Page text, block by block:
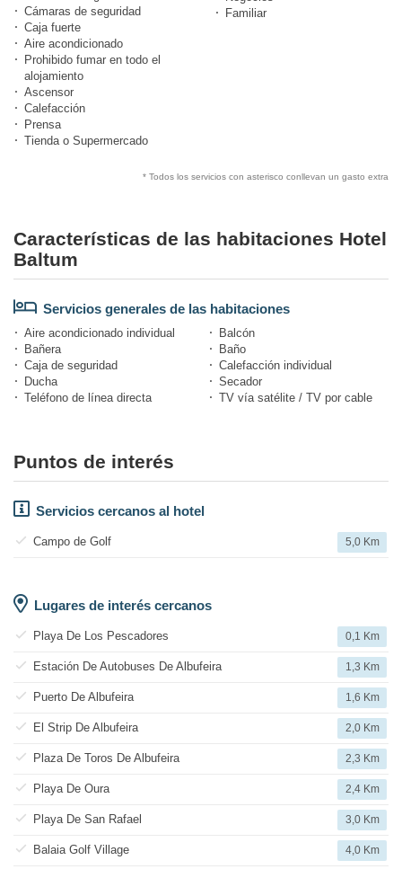
Cámaras de seguridad
Caja fuerte
Aire acondicionado
Prohibido fumar en todo el
alojamiento
Ascensor
Calefacción
Prensa
Tienda o Supermercado
Familiar
* Todos los servicios con asterisco conllevan un gasto extra
Características de las habitaciones Hotel
Baltum
Servicios generales de las habitaciones
Aire acondicionado individual
Balcón
Bañera
Baño
Caja de seguridad
Calefacción individual
Ducha
Secador
Teléfono de línea directa
TV vía satélite / TV por cable
Puntos de interés
Servicios cercanos al hotel
Campo de Golf 5,0 Km
Lugares de interés cercanos
Playa De Los Pescadores 0,1 Km
Estación De Autobuses De Albufeira 1,3 Km
Puerto De Albufeira 1,6 Km
El Strip De Albufeira 2,0 Km
Plaza De Toros De Albufeira 2,3 Km
Playa De Oura 2,4 Km
Playa De San Rafael 3,0 Km
Balaia Golf Village 4,0 Km